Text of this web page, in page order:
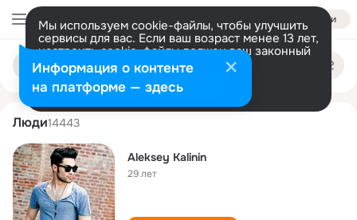
Войти
Мы используем cookie-файлы, чтобы улучшить
сервисы для вас. Если ваш возраст менее 13 лет,
настроить cookie-файлы должен ваш законный
представитель. Больше информации
Разрешить все Настроить
Поиск
людям
aleksey kalinin
Люди14443
Aleksey Kalinin
29 лет
Информация о контенте
на платформе — здесь